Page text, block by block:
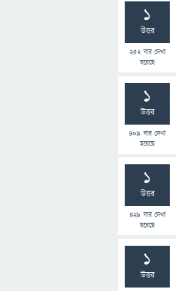
1
উত্তর
252বার দেখা
হয়েছে
1
উত্তর
409 বার দেখা
হয়েছে
1
উত্তর
429 বার দেখা
হয়েছে
1
উত্তর